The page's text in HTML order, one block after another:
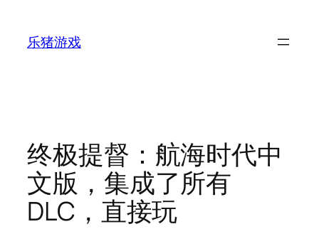
乐猪游戏
终极提督：航海时代中
文版，集成了所有
DLC，直接玩